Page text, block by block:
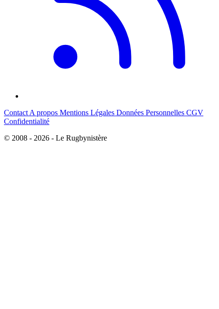
Contact A propos Mentions Légales Données Personnelles CGV
Confidentialité
© 2008 - 2026 - Le Rugbynistère